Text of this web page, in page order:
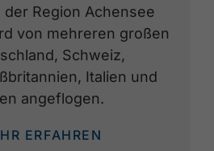
Region Achensee
von mehreren großen
Schweiz,
Italien und
angeflogen.
ERFAHREN